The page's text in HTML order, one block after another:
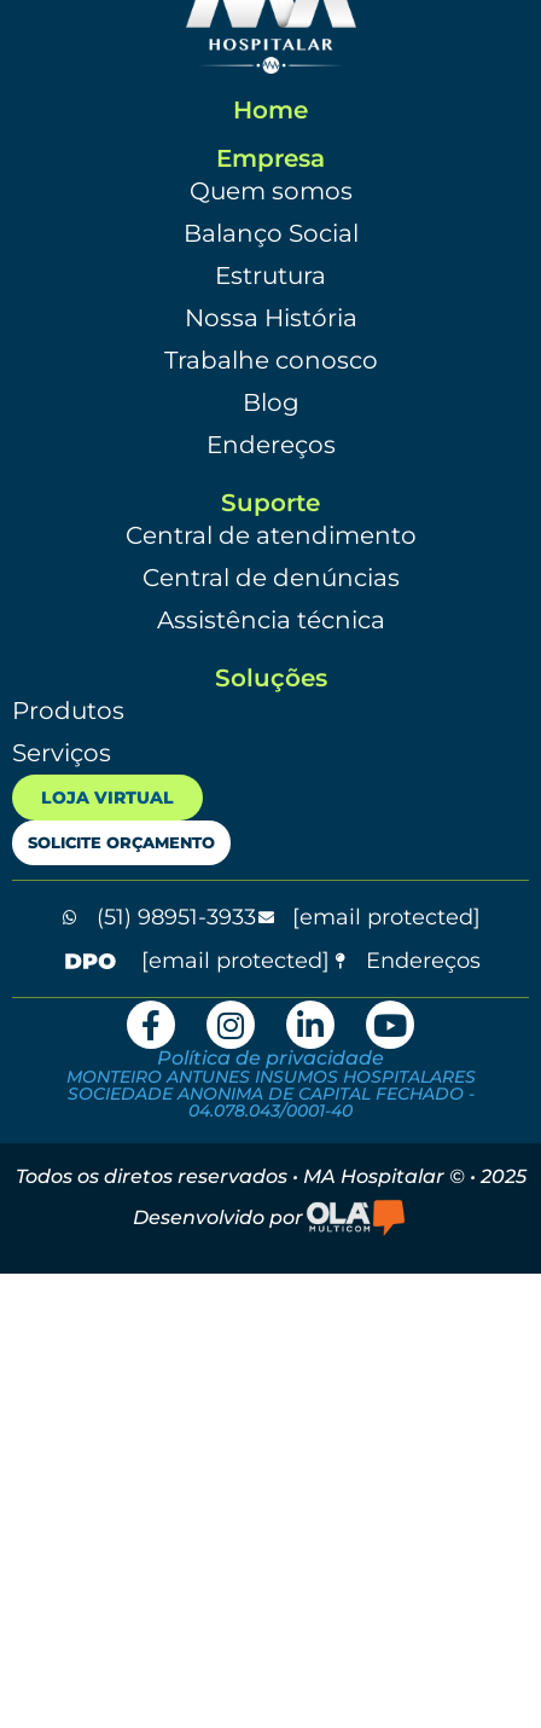
Home
Empresa
Quem somos
Balanço Social
Estrutura
Nossa História
Trabalhe conosco
Blog
Endereços
Suporte
Central de atendimento
Central de denúncias
Assistência técnica
Soluções
Produtos
Serviços
LOJA VIRTUAL
SOLICITE ORÇAMENTO
(51) 98951-3933
[email protected]
[email protected]
Endereços
Política de privacidade
MONTEIRO ANTUNES INSUMOS HOSPITALARES
SOCIEDADE ANONIMA DE CAPITAL FECHADO -
04.078.043/0001-40
Todos os diretos reservados • MA Hospitalar © • 2025
Desenvolvido por